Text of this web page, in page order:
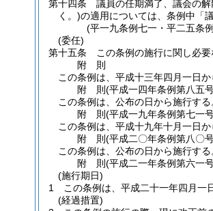
第十四条
議員の任期満了、議会の
く。)の適用については、条例中「
(平一九条例七一・平二五条
(委任)
第十五条
この条例の施行に関し必
附 則
この条例は、平成十三年四月一日か
附 則(平成一四年条例第八五
この条例は、公布の日から施行する
附 則(平成一九年条例第七一
この条例は、平成十九年十月一日か
附 則(平成二〇年条例第八〇
この条例は、公布の日から施行する
附 則(平成二一年条例第六一
(施行期日)
1
この条例は、平成二十一年四月一
(経過措置)